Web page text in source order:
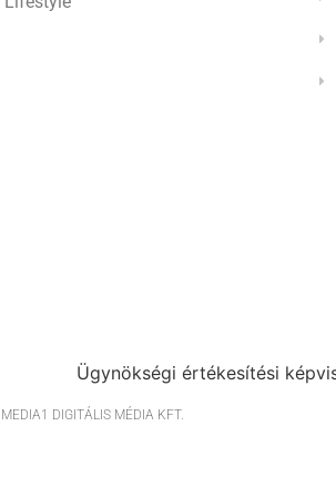
Ügynökségi értékesítési
DIGITÁLIS MÉDIA KFT.